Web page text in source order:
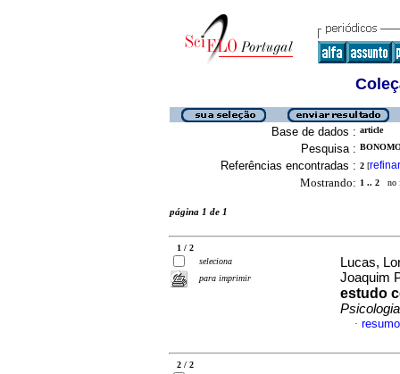
Base de dados : article
Pesquisa :
Referências encontradas : 2 [refinar
Mostrando: 1 .. 2 no
página 1 de 1
1 / 2
seleciona
para imprimir
Lucas,
Joaquim
estudo
Psicologia
·
2 / 2